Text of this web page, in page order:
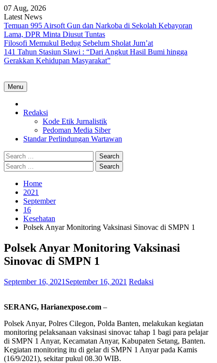
Skip
to
content
07 Aug, 2026
Latest News
Temuan 995 Airsoft Gun dan Narkoba di Sekolah Kebayoran
Lama, DPR Minta Diusut Tuntas
Filosofi Memukul Bedug Sebelum Sholat Jum’at
141 Tahun Stasiun Slawi : “Dari Angkut Hasil Bumi hingga
Gerakkan Kehidupan Masyarakat”
Menu
Redaksi
Kode Etik Jurnalistik
Pedoman Media Siber
Standar Perlindungan Wartawan
Search
for:
Search
for:
Home
2021
September
16
Kesehatan
Polsek Anyar Monitoring Vaksinasi Sinovac di SMPN 1
Polsek Anyar Monitoring Vaksinasi
Sinovac di SMPN 1
September 16, 2021 September 16, 2021 Redaksi
SERANG, Harianexpose.com –
Polsek Anyar, Polres Cilegon, Polda Banten, melakukan kegiatan
monitoring pelaksanaan vaksinasi sinovac tahap 1 bagi para pelajar
di SMPN 1 Anyar, Kecamatan Anyar, Kabupaten Setang, Banten.
Kegiatan monitoring itu di gelar di SMPN 1 Anyar pada Kamis
(16/9/2021), sekitar pukul 08.30 WIB.